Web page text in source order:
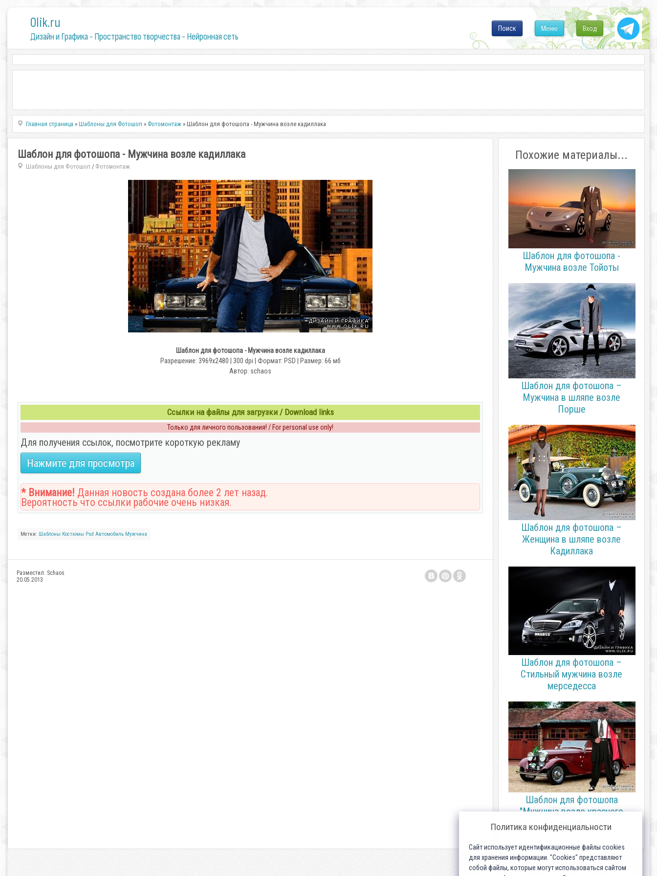
0lik.ru
Дизайн и Графика - Пространство творчества - Нейронная сеть
Вход
Меню
Поиск
Главная страница »Шаблоны для Фотошоп » Фотомонтаж » Шаблон для фотошопа - Мужчина возле кадиллака
Шаблон для фотошопа - Мужчина возле кадиллака
Шаблоны для Фотошоп / Фотомонтаж
Шаблон для фотошопа - Мужчина возле кадиллака
Разрешение: 3969х2480 | 300 dpi | Формат: PSD | Размер: 66 мб
Автор: schaos
Ссылки на файлы для загрузки / Download links
Только для личного пользования! / For personal use only!
Для получения ссылок, посмотрите короткую рекламу
Нажмите для просмотра
* Внимание! Данная новость создана более 2 лет назад.
Вероятность что ссылки рабочие очень низкая.
Метки: Шаблоны Костюмы Psd Автомобиль Мужчина
Разместил: Schaos
20.05.2013
Похожие материалы...
Шаблон для фотошопа -
Мужчина возле Тойоты
Шаблон для фотошопа –
Мужчина в шляпе возле
Порше
Шаблон для фотошопа –
Женщина в шляпе возле
Кадиллака
Шаблон для фотошопа –
Стильный мужчина возле
мерседесса
Шаблон для фотошопа
"Мужчина возле красного
авто"
Политика конфиденциальности
Сайт использует идентификационные файлы cookies
для хранения информации. "Cookies" представляют
собой файлы, которые могут использоваться сайтом